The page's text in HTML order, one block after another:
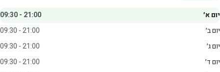
יום א׳
09:30 - 21:00
יום ב׳
09:30 - 21:00
יום ג׳
09:30 - 21:00
יום ד׳
09:30 - 21:00